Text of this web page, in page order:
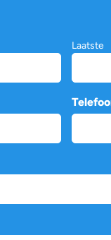
Laatste